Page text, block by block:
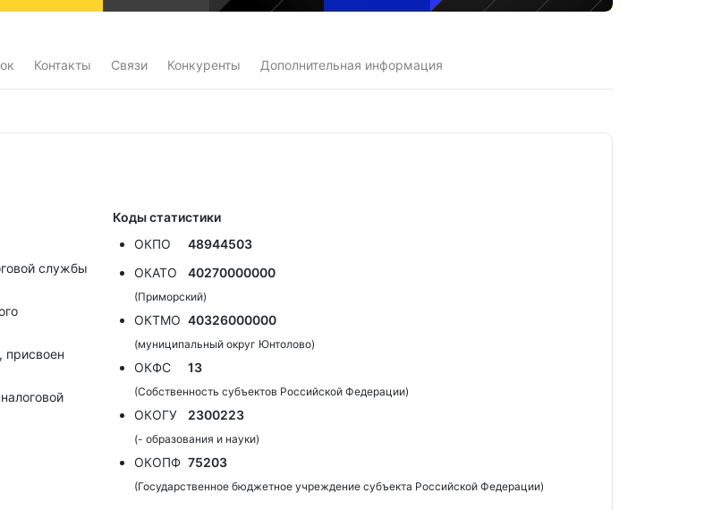
Контакты Связи Конкуренты Дополнительная информация
службы
присвоен
Коды статистики
ОКПО
48944503
ОКАТО
40270000000
(Приморский)
ОКТМО 40326000000
(муниципальный округ Юнтолово)
ОКФС 13
(Собственность субъектов Российской Федерации)
ОКОГУ 2300223
(- образования и науки)
ОКОПФ 75203
(Государственное бюджетное учреждение субъекта Российской Федерации)